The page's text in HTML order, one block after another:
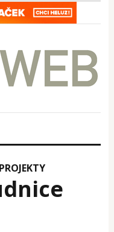
PROJEKTY